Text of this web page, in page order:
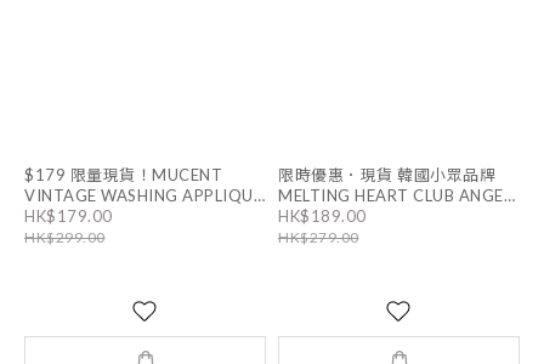
$179 限量現貨！MUCENT
VINTAGE WASHING APPLIQUE
BALL CAP｜2色 男女同款
HK$179.00
HK$299.00
限時優惠．現貨 韓國小眾品牌
MELTING HEART CLUB ANGEL
STAR TRIPPLE CHAIN
BRACELET｜男女同款
HK$189.00
HK$279.00